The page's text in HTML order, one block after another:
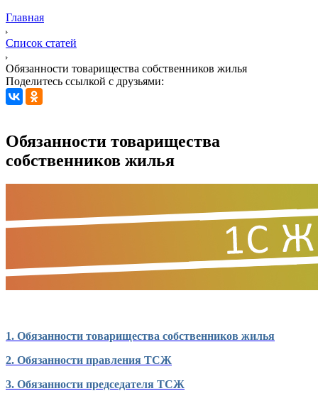
Главная
Список статей
Обязанности товарищества собственников жилья
Поделитесь ссылкой с друзьями:
Обязанности товарищества
собственников жилья
1. Обязанности товарищества собственников жилья
2. Обязанности правления ТСЖ
3. Обязанности председателя ТСЖ